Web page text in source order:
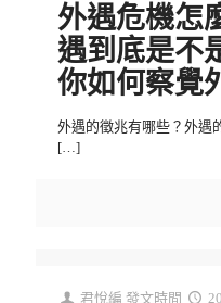
外遇危機怎
遇到底是不
你如何察覺
外遇的徵兆有哪些？外遇
[…]
君悅編 發文時間